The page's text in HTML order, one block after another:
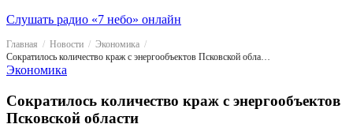
Слушать радио «7 небо» онлайн
Главная Новости
Экономика
Сократилось количество краж с энергообъектов Псковской области
Экономика
Сократилось количество краж с энергообъектов
Псковской области